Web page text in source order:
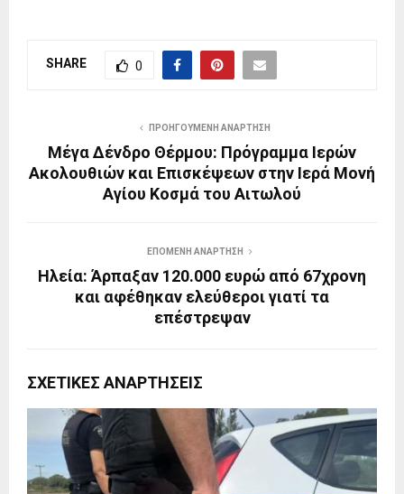
SHARE 0
ΠΡΟΗΓΟΎΜΕΝΗ ΑΝΆΡΤΗΣΗ
Μέγα Δένδρο Θέρμου: Πρόγραμμα Ιερών
Ακολουθιών και Επισκέψεων στην Ιερά Μονή
Αγίου Κοσμά του Αιτωλού
ΕΠΌΜΕΝΗ ΑΝΆΡΤΗΣΗ
Ηλεία: Άρπαξαν 120.000 ευρώ από 67χρονη
και αφέθηκαν ελεύθεροι γιατί τα
επέστρεψαν
ΣΧΕΤΙΚΈΣ ΑΝΑΡΤΉΣΕΙΣ